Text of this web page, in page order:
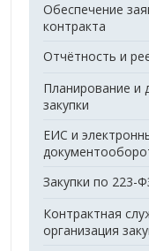
Обеспечение
контракта
Отчётность и
Планирование и
закупки
ЕИС и
Закупки по 223-
Контрактная
организация